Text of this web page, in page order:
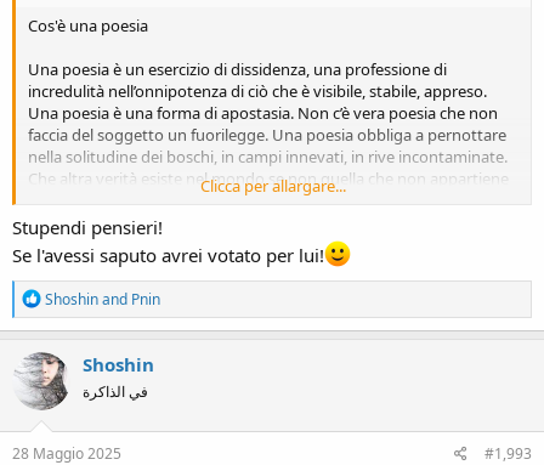
Cos'è una poesia
Una poesia è un esercizio di dissidenza, una professione di
incredulità nell’onnipotenza di ciò che è visibile, stabile, appreso.
Una poesia è una forma di apostasia. Non c’è vera poesia che non
faccia del soggetto un fuorilegge. Una poesia obbliga a pernottare
nella solitudine dei boschi, in campi innevati, in rive incontaminate.
Che altra verità esiste nel mondo se non quella che non appartiene
a questo mondo? Una poesia non cerca l’inesprimibile: non c’è
uomo pio che, nella concitazione della sua pietà, non lo cerchi. Una
poesia restituisce l’inesprimibile. Una poesia non conquista la
purezza che affascina il mondo. Una poesia abbraccia precisamente
l’impurezza che il mondo ripudia.
(Da José Tolentino Mendonça, Estranei alla terra, Traduzione di Teresa
Bartolomei, Prefazione di Alessandro Zaccuri, Crocetti, Milano 2023)
Il Cardinale Tolentino era in Conclave
Clicca per allargare...
Stupendi pensieri!
Se l'avessi saputo avrei votato per lui!
R
e
a
c
t
i
o
n
s
Shoshinand Pnin
Shoshin
في الذاكرة
28 Maggio 2025 #1,993